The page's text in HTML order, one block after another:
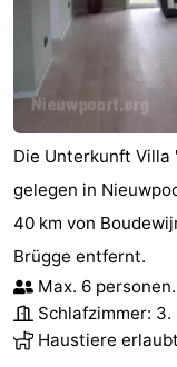
Die Unterkunft
gelegen in
40 km von
Brügge entfernt.
Max. 6 personen.
Schlafzimmer: 3.
Haustiere